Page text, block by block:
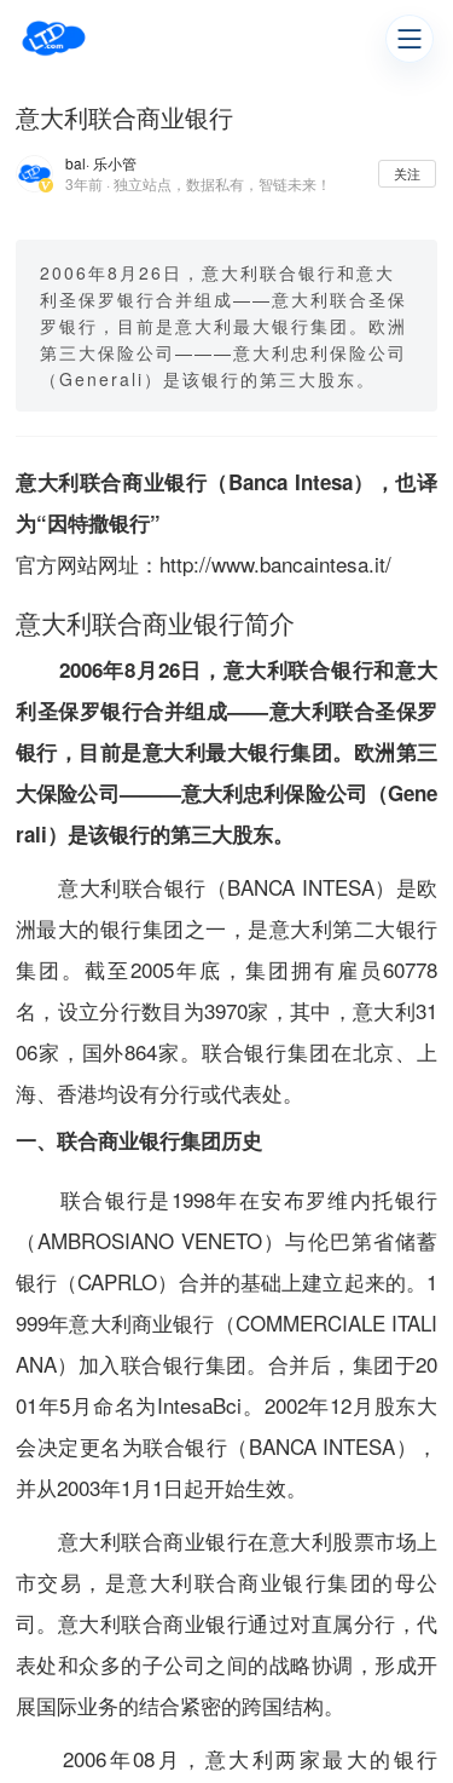
意大利联合商业银行
bal· 乐小管
3年前 · 独立站点，数据私有，智链未来！
关注
2006年8月26日，意大利联合银行和意大
利圣保罗银行合并组成——意大利联合圣保
罗银行，目前是意大利最大银行集团。欧洲
第三大保险公司———意大利忠利保险公司
（Generali）是该银行的第三大股东。
意大利联合商业银行（Banca Intesa），也译
为“因特撒银行”
官方网站网址： http://www.bancaintesa.it/
意大利联合商业银行简介
2006年8月26日，意大利联合银行和意大
利圣保罗银行合并组成——意大利联合圣保罗
银行，目前是意大利最大银行集团。欧洲第三
大保险公司———意大利忠利保险公司 （Gene
rali）是该银行的第三大股东。
意大利联合银行（BANCA INTESA）是欧
洲最大的银行集团之一，是意大利第二大银行
集团。截至2005年底，集团拥有雇员60778
名，设立分行数目为3970家，其中，意大利31
06家，国外864家。联合银行集团在北京、上
海、香港均设有分行或代表处。
一、联合商业银行集团历史
联合银行是1998年在安布罗维内托银行
（AMBROSIANO VENETO）与伦巴第省储蓄
银行（CAPRLO）合并的基础上建立起来的。1
999年意大利商业银行（COMMERCIALE ITALI
ANA）加入联合银行集团。 合并后，集团于20
01年5月命名为IntesaBci。2002年12月 股东大
会决定更名为联合银行（BANCA INTESA），
并从2003年1月1日起开始生效。
意大利联合商业银行在意大利股票市场上
市交易，是意大利联合商业银行集团的母公
司。意大利联合商业银行通过对直属分行，代
表处和众多的子公司之间的战略协调，形成开
展国际业务的结合紧密的跨国结构。
2006年08月，意大利两家最大的银行